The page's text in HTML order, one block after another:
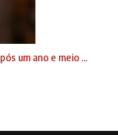
um ano e meio ...